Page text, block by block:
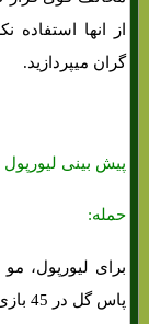
از انها استفاده
گران میپردازید.
پیش بینی
حمله: